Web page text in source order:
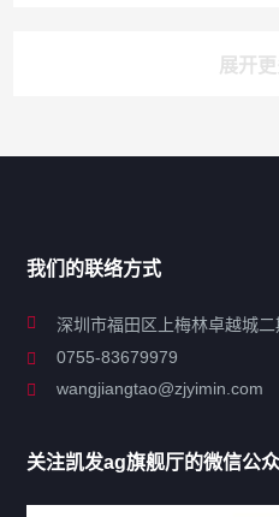
展开
联系凯发ag旗舰厅
我们的联络方式
深圳市福田区上梅林卓越城
0755-83679979
wangjiangtao@zjyimin.com
关注凯发ag旗舰厅的微信公